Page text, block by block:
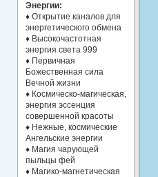
Энергии:
♦ Открытие каналов для
энергетического обмена
♦ Высокочастотная
энергия света 999
♦ Первичная
Божественная сила
Вечной жизни
♦ Космическо-магическая,
энергия эссенция
совершенной красоты
♦ Нежные, космические
Ангельские энергии
♦ Магия чарующей
пыльцы фей
♦ Магико-магнетическая